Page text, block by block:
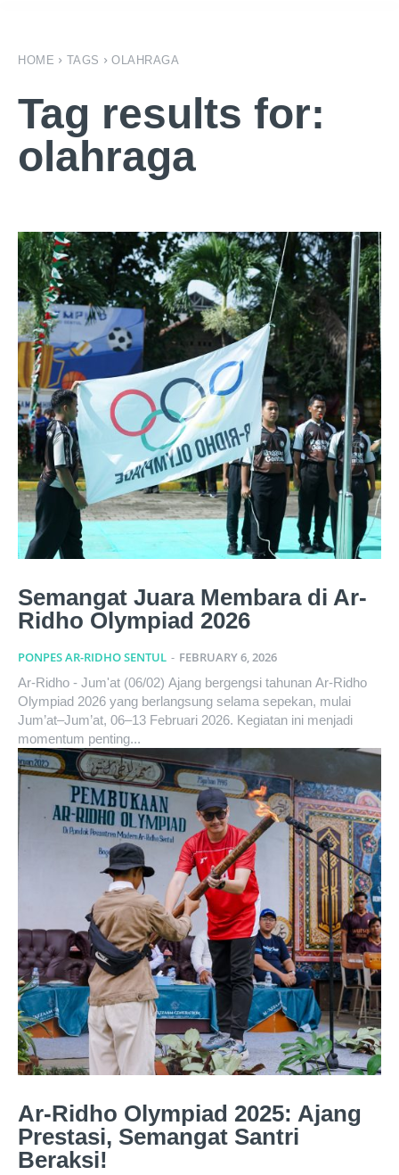
HOME TAGS OLAHRAGA
Tag results for:
olahraga
Semangat Juara Membara di Ar-
Ridho Olympiad 2026
PONPES AR-RIDHO SENTUL - FEBRUARY 6, 2026
Ar-Ridho - Jum'at (06/02) Ajang bergengsi tahunan Ar-Ridho
Olympiad 2026 yang berlangsung selama sepekan, mulai
Jum’at–Jum’at, 06–13 Februari 2026. Kegiatan ini menjadi
momentum penting...
Ar-Ridho Olympiad 2025: Ajang
Prestasi, Semangat Santri
Beraksi!